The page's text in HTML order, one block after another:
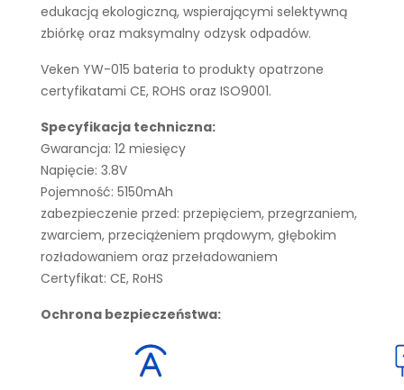
edukacją ekologiczną, wspierającymi selektywną
zbiórkę oraz maksymalny odzysk odpadów.
Veken YW-015 bateria to produkty opatrzone
certyfikatami CE, ROHS oraz ISO9001.
Specyfikacja techniczna:
Gwarancja: 12 miesięcy
Napięcie: 3.8V
Pojemność: 5150mAh
zabezpieczenie przed: przepięciem, przegrzaniem,
zwarciem, przeciążeniem prądowym, głębokim
rozładowaniem oraz przeładowaniem
Certyfikat: CE, RoHS
Ochrona bezpieczeństwa: